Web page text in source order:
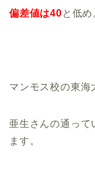
偏差値は40と低め
マンモス校の東海
亜生さんの通って
ます。